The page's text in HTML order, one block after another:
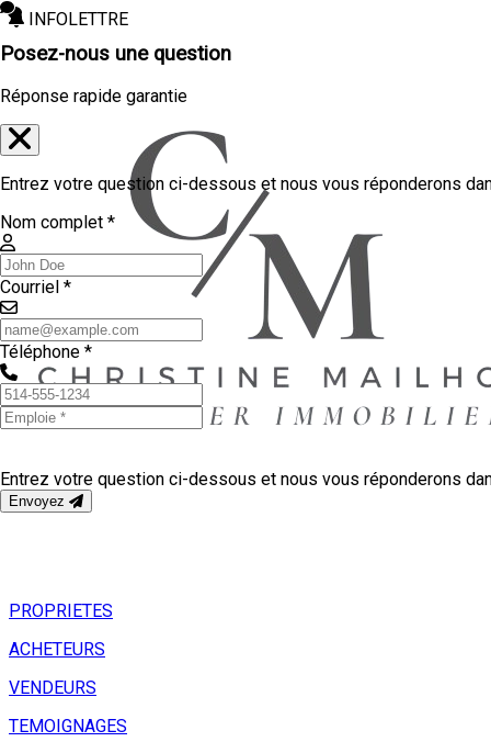
INFOLETTRE
PROPRIETES
ACHETEURS
VENDEURS
TEMOIGNAGES
Posez-nous une question
Réponse rapide garantie
Entrez votre question ci-dessous et nous vous réponderons
Nom complet *
Courriel *
Téléphone *
Entrez votre question ci-dessous et nous vous réponderons
Envoyez